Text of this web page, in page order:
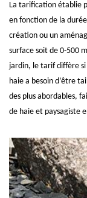
La tarification établie
en fonction de la
création ou un
surface soit de 0-500
jardin, le tarif diffère
haie a besoin d’être
des plus abordables,
de haie et paysagiste